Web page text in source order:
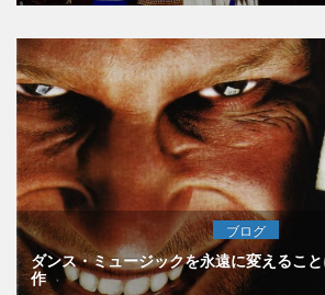
ブログ
ダンス・ミュージックを永遠に変えるこ
作